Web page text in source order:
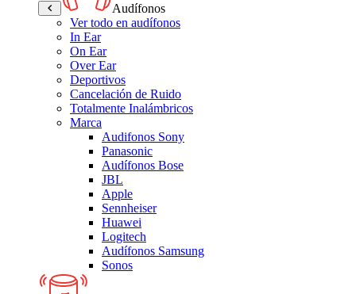
Audífonos
Ver todo en audífonos
In Ear
On Ear
Over Ear
Deportivos
Cancelación de Ruido
Totalmente Inalámbricos
Marca
Audifonos Sony
Panasonic
Audífonos Bose
JBL
Apple
Sennheiser
Huawei
Logitech
Audífonos Samsung
Sonos